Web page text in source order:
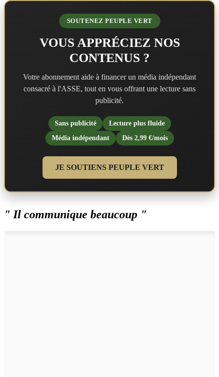
SOUTENEZ PEUPLE VERT
VOUS APPRÉCIEZ NOS
CONTENUS ?
Votre abonnement aide à financer un média indépendant
consacré à l'ASSE, tout en vous offrant une lecture sans
publicité.
Sans publicité
Lecture plus fluide
Média indépendant
Dès 2,99 €/mois
JE SOUTIENS PEUPLE VERT
" Il communique beaucoup "